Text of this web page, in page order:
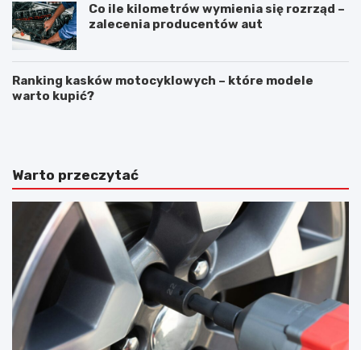
Co ile kilometrów wymienia się rozrząd –
zalecenia producentów aut
Ranking kasków motocyklowych – które modele
warto kupić?
N
w
a
s
s
a
m
o
A
a
s
a
o
d
u
w
Warto przeczytać